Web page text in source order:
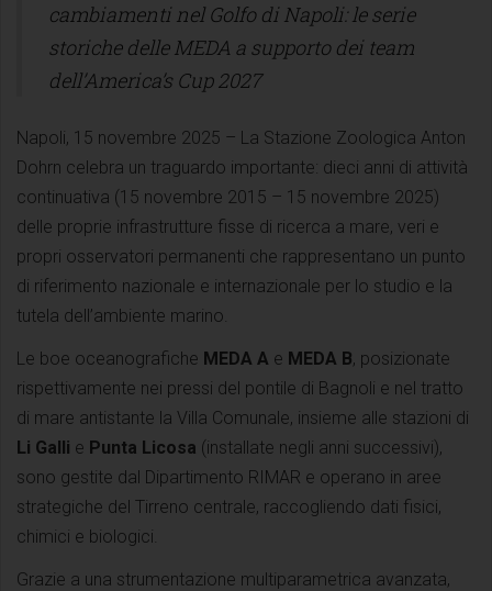
cambiamenti nel Golfo di Napoli: le serie
storiche delle MEDA a supporto dei team
dell’America’s Cup 2027
Napoli, 15 novembre 2025 – La Stazione Zoologica Anton
Dohrn celebra un traguardo importante: dieci anni di attività
continuativa (15 novembre 2015 – 15 novembre 2025)
delle proprie infrastrutture fisse di ricerca a mare, veri e
propri osservatori permanenti che rappresentano un punto
di riferimento nazionale e internazionale per lo studio e la
tutela dell’ambiente marino.
Le boe oceanografiche MEDA A e MEDA B, posizionate
rispettivamente nei pressi del pontile di Bagnoli e nel tratto
di mare antistante la Villa Comunale, insieme alle stazioni di
Li Galli e Punta Licosa (installate negli anni successivi),
sono gestite dal Dipartimento RIMAR e operano in aree
strategiche del Tirreno centrale, raccogliendo dati fisici,
chimici e biologici.
Grazie a una strumentazione multiparametrica avanzata,